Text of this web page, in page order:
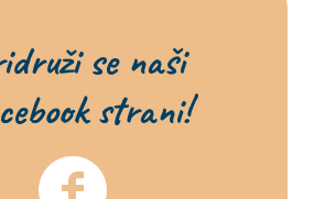
se naši
strani!